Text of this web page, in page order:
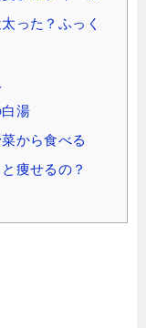
った？ふっく
湯
から食べる
痩せるの？